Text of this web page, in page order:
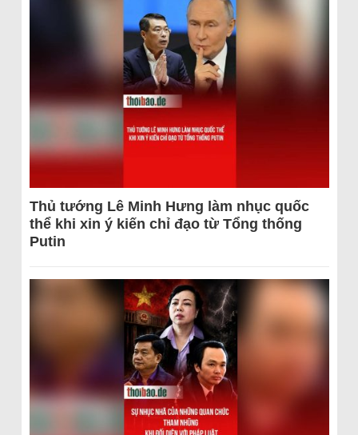
Thủ tướng Lê Minh Hưng làm nhục quốc
thể khi xin ý kiến chỉ đạo từ Tổng thống
Putin